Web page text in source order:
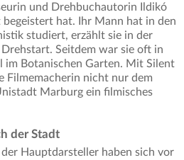
und Drehbuchautorin Ildikó
begeistert hat. Ihr Mann hat in den
studiert, erzählt sie in der
Seitdem war sie oft in
im Botanischen Garten. Mit Silent
Filmemacherin nicht nur dem
Marburg ein filmisches
der Stadt
der Hauptdarsteller haben sich vor